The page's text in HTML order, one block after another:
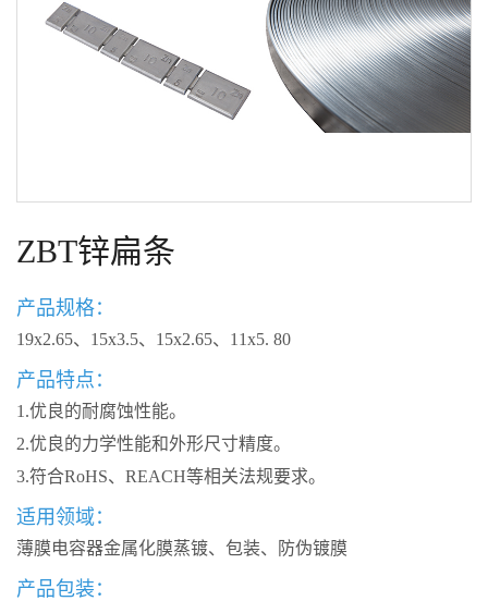
ZBT锌扁条
产品规格：
19x2.65、15x3.5、15x2.65、11x5. 80
产品特点：
1.优良的耐腐蚀性能。
2.优良的力学性能和外形尺寸精度。
3.符合RoHS、REACH等相关法规要求。
适用领域：
薄膜电容器金属化膜蒸镀、包装、防伪镀膜
产品包装：